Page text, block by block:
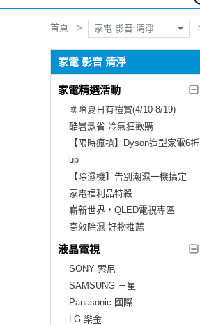
首頁 家電 影音 清淨
家電 影音 清淨
家電精選活動
國際夏日有禮賞(4/10-8/19)
酷暑激省 冷氣狂歡購
【限時瘋搶】Dyson造型家電6折
up
【除濕機】告別潮濕一機搞定
家電福利品特殺
嶄新世界，QLED電視專區
高效除濕 好物推薦
液晶電視
SONY 索尼
SAMSUNG 三星
Panasonic 國際
LG 樂金